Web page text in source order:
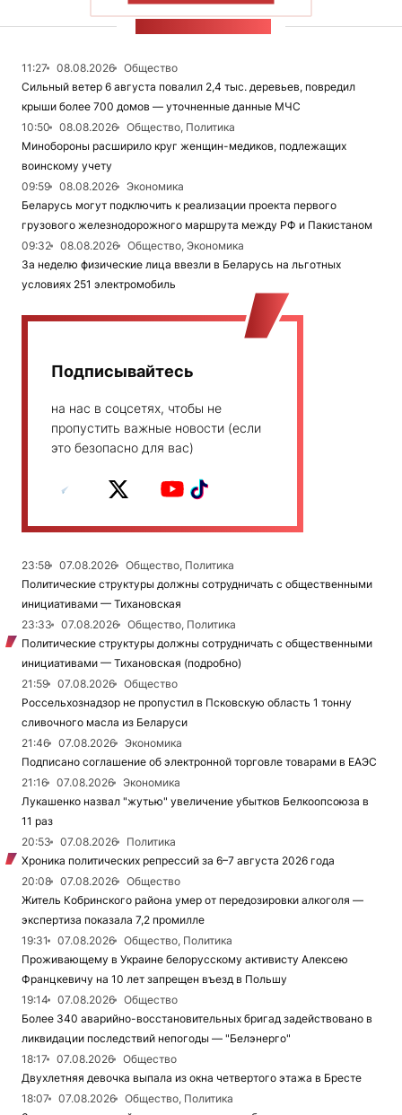
11:27 08.08.2026
Общество
Сильный ветер 6 августа повалил 2,4 тыс. деревьев, повредил
крыши более 700 домов — уточненные данные МЧС
10:50
08.08.2026
Общество, Политика
Минобороны расширило круг женщин-медиков, подлежащих
воинскому учету
09:59
08.08.2026
Экономика
Беларусь могут подключить к реализации проекта первого
грузового железнодорожного маршрута между РФ и Пакистаном
09:32
08.08.2026
Общество, Экономика
За неделю физические лица ввезли в Беларусь на льготных
условиях 251 электромобиль
Подписывайтесь
на нас в соцсетях, чтобы не
пропустить важные новости (если
это безопасно для вас)
23:58 07.08.2026
Общество, Политика
Политические структуры должны сотрудничать с общественными
инициативами — Тихановская
23:33
07.08.2026
Общество, Политика
Политические структуры должны сотрудничать с общественными
инициативами — Тихановская (подробно)
21:59
07.08.2026
Общество
Россельхознадзор не пропустил в Псковскую область 1 тонну
сливочного масла из Беларуси
21:46
07.08.2026
Экономика
Подписано соглашение об электронной торговле товарами в ЕАЭС
21:16
07.08.2026
Экономика
Лукашенко назвал "жутью" увеличение убытков Белкоопсоюза в
11 раз
20:53
07.08.2026
Политика
Хроника политических репрессий за 6–7 августа 2026 года
20:08
07.08.2026
Общество
Житель Кобринского района умер от передозировки алкоголя —
экспертиза показала 7,2 промилле
19:31
07.08.2026
Общество, Политика
Проживающему в Украине белорусскому активисту Алексею
Францкевичу на 10 лет запрещен въезд в Польшу
19:14
07.08.2026
Общество
Более 340 аварийно-восстановительных бригад задействовано в
ликвидации последствий непогоды — "Белэнерго"
18:17
07.08.2026
Общество
Двухлетняя девочка выпала из окна четвертого этажа в Бресте
18:07
07.08.2026
Общество, Политика